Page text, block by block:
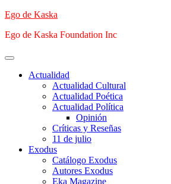
Saltar
contenido
Ego de Kaska
Ego de Kaska Foundation Inc
Menú
principalActualidad
Actualidad Cultural
Actualidad Poética
Actualidad Política
Opinión
Críticas y Reseñas
11 de julio
Exodus
Catálogo Exodus
Autores Exodus
Eka Magazine